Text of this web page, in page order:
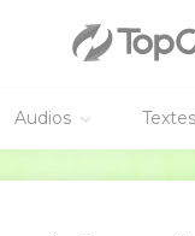
Audios Textes